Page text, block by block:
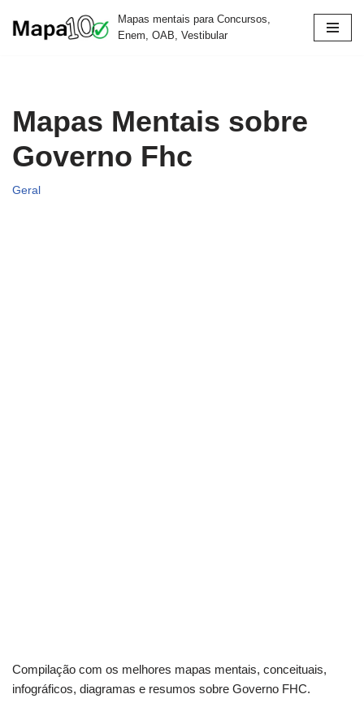
Mapas mentais para Concursos,
Enem, OAB, Vestibular
Mapas Mentais sobre
Governo Fhc
Geral
Compilação com os melhores mapas mentais, conceituais,
infográficos, diagramas e resumos sobre Governo FHC.